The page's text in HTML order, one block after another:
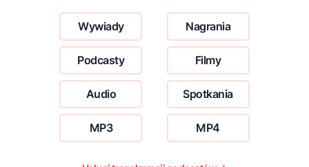
Wywiady Nagrania
Podcasty Filmy
Audio Spotkania
MP3 MP4